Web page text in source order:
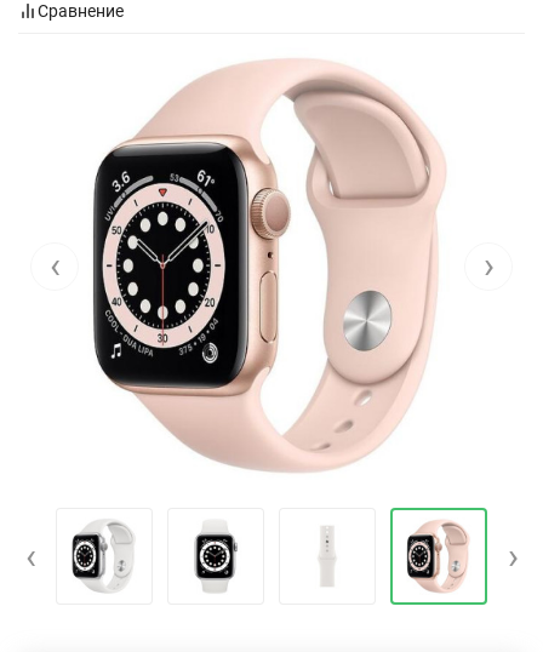
Сравнение
‹ ›
‹ ›